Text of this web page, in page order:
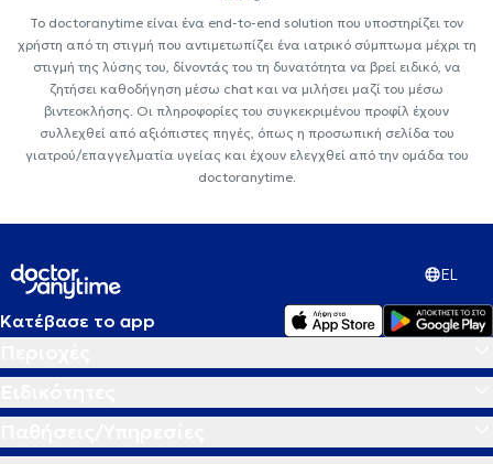
Το doctoranytime είναι ένα end-to-end solution που υποστηρίζει τον
χρήστη από τη στιγμή που αντιμετωπίζει ένα ιατρικό σύμπτωμα μέχρι τη
στιγμή της λύσης του, δίνοντάς του τη δυνατότητα να βρεί ειδικό, να
ζητήσει καθοδήγηση μέσω chat και να μιλήσει μαζί του μέσω
βιντεοκλήσης. Οι πληροφορίες του συγκεκριμένου προφίλ έχουν
συλλεχθεί από αξιόπιστες πηγές, όπως η προσωπική σελίδα του
γιατρού/επαγγελματία υγείας και έχουν ελεγχθεί από την ομάδα του
doctoranytime.
EL
Κατέβασε το app